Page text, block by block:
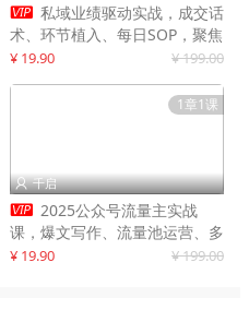
 私域业绩驱动实战，成交话
术、环节植入、每日SOP，聚焦
增长，驱动营收持续突破
¥ 19.90 ¥ 199.00
1章1课
 千启
 2025公众号流量主实战
课，爆文写作、流量池运营、多
平台分发，新手日入千元月赚5
¥ 19.90 ¥ 199.00